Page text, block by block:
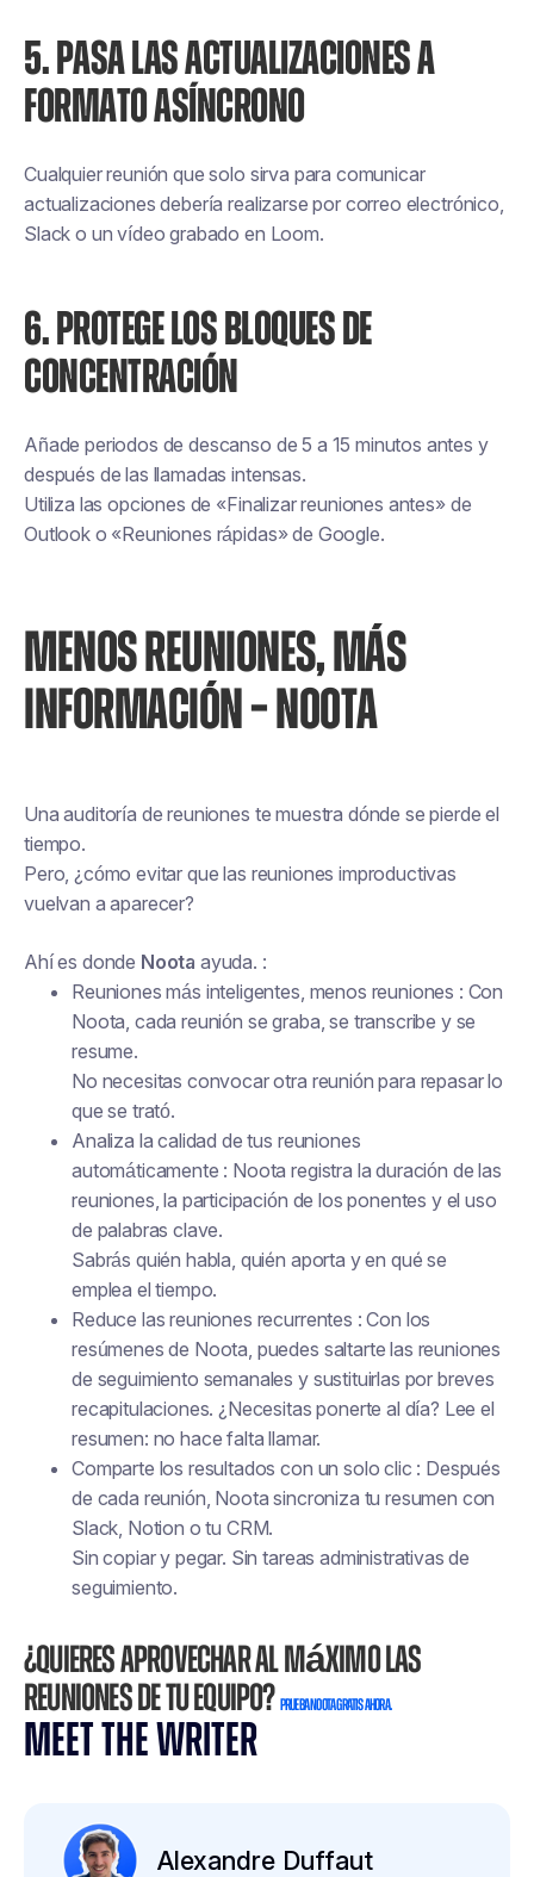
5. PASA LAS ACTUALIZACIONES A
FORMATO ASÍNCRONO
Cualquier reunión que solo sirva para comunicar
actualizaciones debería realizarse por correo electrónico,
Slack o un vídeo grabado en Loom.
6. PROTEGE LOS BLOQUES DE
CONCENTRACIÓN
Añade periodos de descanso de 5 a 15 minutos antes y
después de las llamadas intensas.
Utiliza las opciones de «Finalizar reuniones antes» de
Outlook o «Reuniones rápidas» de Google.
MENOS REUNIONES, MÁS
INFORMACIÓN – NOOTA
Una auditoría de reuniones te muestra dónde se pierde el
tiempo.
Pero, ¿cómo evitar que las reuniones improductivas
vuelvan a aparecer?
Ahí es donde Noota ayuda. :
Reuniones más inteligentes, menos reuniones : Con
Noota, cada reunión se graba, se transcribe y se
resume.
No necesitas convocar otra reunión para repasar lo
que se trató.
Analiza la calidad de tus reuniones
automáticamente : Noota registra la duración de las
reuniones, la participación de los ponentes y el uso
de palabras clave.
Sabrás quién habla, quién aporta y en qué se
emplea el tiempo.
Reduce las reuniones recurrentes : Con los
resúmenes de Noota, puedes saltarte las reuniones
de seguimiento semanales y sustituirlas por breves
recapitulaciones. ¿Necesitas ponerte al día? Lee el
resumen: no hace falta llamar.
Comparte los resultados con un solo clic : Después
de cada reunión, Noota sincroniza tu resumen con
Slack, Notion o tu CRM.
Sin copiar y pegar. Sin tareas administrativas de
seguimiento.
¿Quieres aprovechar al máximo las
reuniones de tu equipo? Prueba Noota gratis ahora.
MEET THE WRITER
Alexandre Duffaut